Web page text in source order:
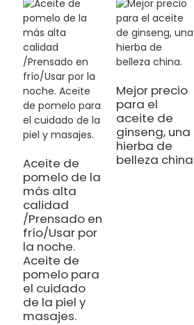
Aceite de
pomelo de la
más alta
calidad
/Prensado en
frío/Usar por
la noche.
Aceite de
pomelo para
el cuidado
de la piel y
masajes.
Mejor precio
para el
aceite de
ginseng, una
hierba de
belleza